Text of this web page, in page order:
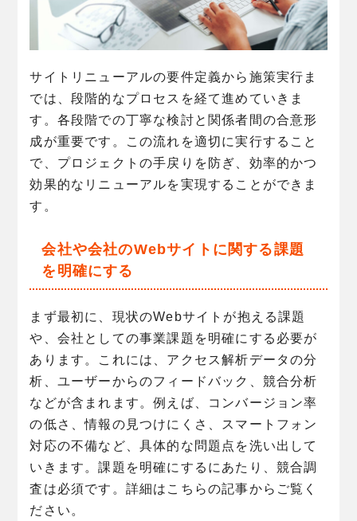
サイトリニューアルの要件定義から施策実行ま
では、段階的なプロセスを経て進めていきま
す。各段階での丁寧な検討と関係者間の合意形
成が重要です。この流れを適切に実行すること
で、プロジェクトの手戻りを防ぎ、効率的かつ
効果的なリニューアルを実現することができま
す。
会社や会社のWebサイトに関する課題
を明確にする
まず最初に、現状のWebサイトが抱える課題
や、会社としての事業課題を明確にする必要が
あります。これには、アクセス解析データの分
析、ユーザーからのフィードバック、競合分析
などが含まれます。例えば、コンバージョン率
の低さ、情報の見つけにくさ、スマートフォン
対応の不備など、具体的な問題点を洗い出して
いきます。課題を明確にするにあたり、競合調
査は必須です。詳細はこちらの記事からご覧く
ださい。